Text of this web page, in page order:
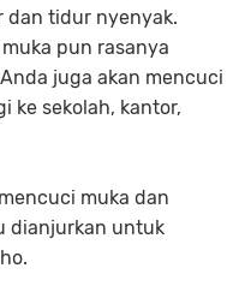
dan tidur nyenyak.
pun rasanya
juga akan mencuci
ke sekolah, kantor,
muka dan
dianjurkan untuk